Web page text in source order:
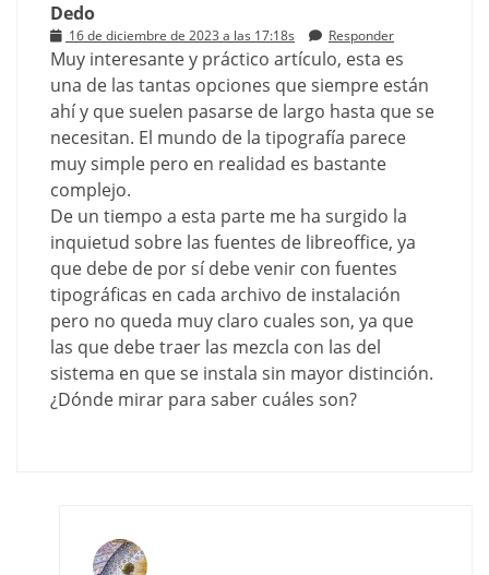
Dedo
16 de diciembre de 2023 a las 17:18s Responder
Muy interesante y práctico artículo, esta es
una de las tantas opciones que siempre están
ahí y que suelen pasarse de largo hasta que se
necesitan. El mundo de la tipografía parece
muy simple pero en realidad es bastante
complejo.
De un tiempo a esta parte me ha surgido la
inquietud sobre las fuentes de libreoffice, ya
que debe de por sí debe venir con fuentes
tipográficas en cada archivo de instalación
pero no queda muy claro cuales son, ya que
las que debe traer las mezcla con las del
sistema en que se instala sin mayor distinción.
¿Dónde mirar para saber cuáles son?